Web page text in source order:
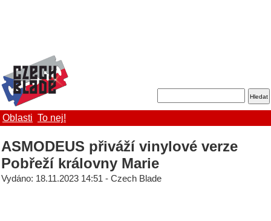
Oblasti To nej!
ASMODEUS přiváží vinylové verze
Pobřeží královny Marie
Vydáno: 18.11.2023 14:51 - Czech Blade